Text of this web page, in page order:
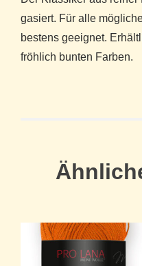
gasiert. Für alle
bestens geeignet.
fröhlich bunten Farben.